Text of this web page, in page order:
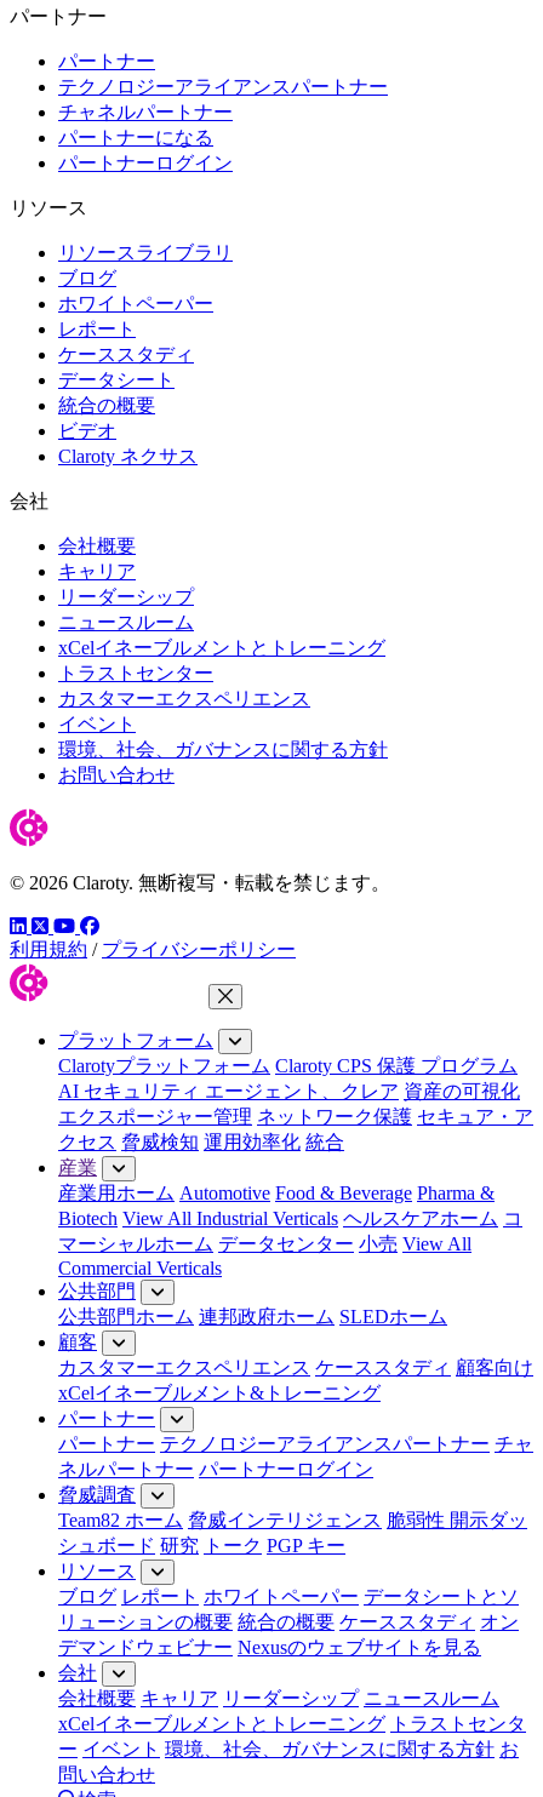
パートナー
パートナー
テクノロジーアライアンスパートナー
チャネルパートナー
パートナーになる
パートナーログイン
リソース
リソースライブラリ
ブログ
ホワイトペーパー
レポート
ケーススタディ
データシート
統合の概要
ビデオ
Claroty ネクサス
会社
会社概要
キャリア
リーダーシップ
ニュースルーム
xCelイネーブルメントとトレーニング
トラストセンター
カスタマーエクスペリエンス
イベント
環境、社会、ガバナンスに関する方針
お問い合わせ
© 2026 Claroty. 無断複写・転載を禁じます。
LinkedIn
ツイッター
YouTube
Facebook
利用規約 / プライバシーポリシー
メニューを閉じる
プラットフォーム
Clarotyプラットフォーム Claroty CPS 保護 プログラム
AI セキュリティ エージェント、クレア 資産の可視化
エクスポージャー管理 ネットワーク保護 セキュア・ア
クセス 脅威検知 運用効率化 統合
産業
産業用ホーム Automotive Food & Beverage Pharma &
Biotech View All Industrial Verticals ヘルスケアホーム コ
マーシャルホーム データセンター 小売 View All
Commercial Verticals
公共部門
公共部門ホーム 連邦政府ホーム SLEDホーム
顧客
カスタマーエクスペリエンス ケーススタディ 顧客向け
xCelイネーブルメント&トレーニング
パートナー
パートナー テクノロジーアライアンスパートナー チャ
ネルパートナー パートナーログイン
脅威調査
Team82 ホーム 脅威インテリジェンス 脆弱性 開示ダッ
シュボード 研究 トーク PGP キー
リソース
ブログ レポート ホワイトペーパー データシートとソ
リューションの概要 統合の概要 ケーススタディ オン
デマンドウェビナー Nexusのウェブサイトを見る
会社
会社概要 キャリア リーダーシップ ニュースルーム
xCelイネーブルメントとトレーニング トラストセンタ
ー イベント 環境、社会、ガバナンスに関する方針 お
問い合わせ